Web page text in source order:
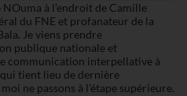
à l’endroit de Camille
du FNE et profanateur de la
Je viens prendre
publique nationale et
communication interpellative à
tient lieu de dernière
ne passons à l’étape supérieure.